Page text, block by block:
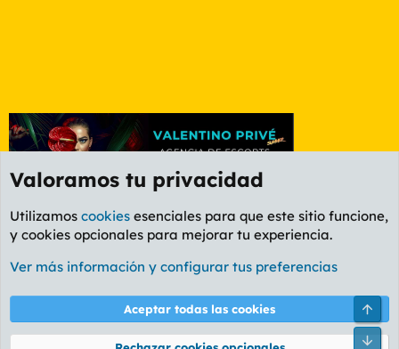
Foro General
Cookies
PL OLDSTYLE AMARILLO
Términos y reglas Política de privacidad Ayuda
Valoramos tu privacidad
Utilizamos cookies esenciales para que este sitio funcione,
y cookies opcionales para mejorar tu experiencia.
Ver más información y configurar tus preferencias
Aceptar todas las cookies
Pie